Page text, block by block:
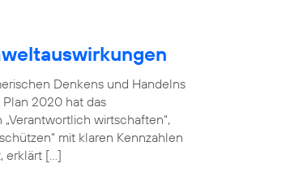
Denkens und Handelns
2020 hat das
wirtschaften“,
mit klaren Kennzahlen
erklärt […]